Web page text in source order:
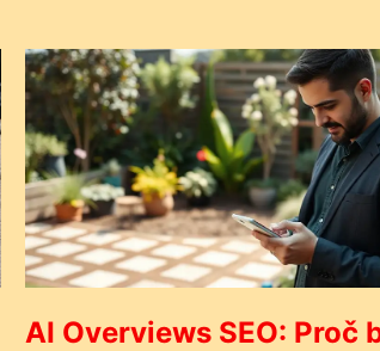
AI Overviews SEO: Proč